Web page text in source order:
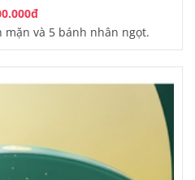
mặn và 5 bánh nhân ngọt.